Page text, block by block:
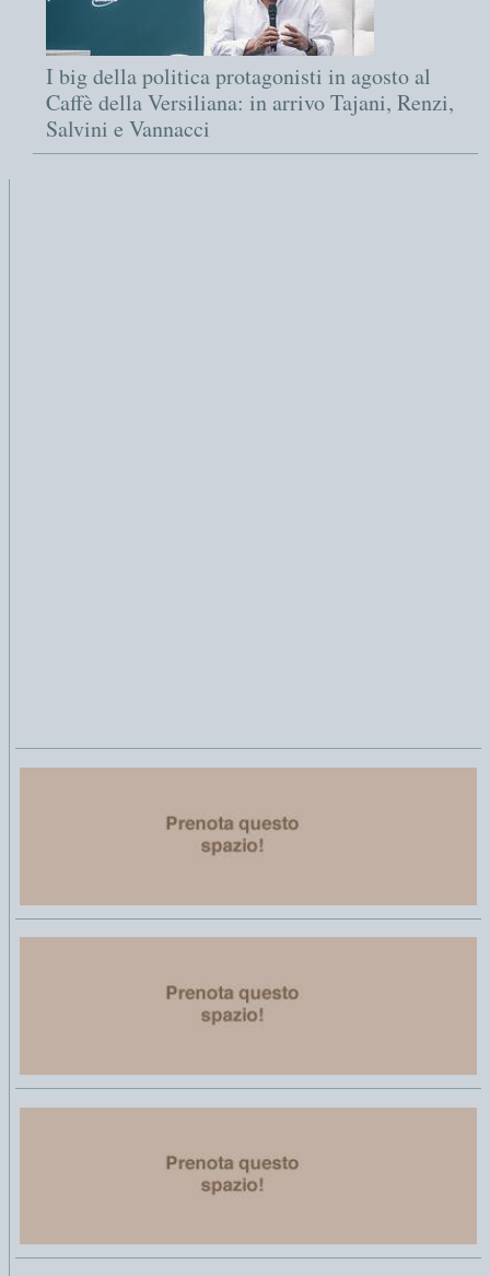
I big della politica protagonisti in agosto al
Caffè della Versiliana: in arrivo Tajani, Renzi,
Salvini e Vannacci